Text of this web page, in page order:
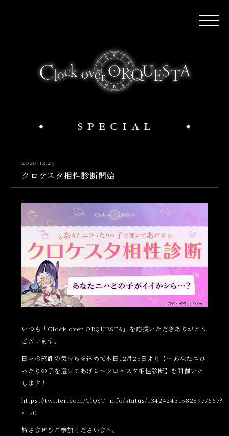
2020.12.25
クロケスタ相性診断開始
いつも『Clock over ORQUESTA』を応援いただきありがとう
ございます。
日々の感謝の気持ちを込めて本日12月25日より【～あなたニぴ
ったりの子を選ンであげる～クロケスタ相性診断】を開催いた
します！
https://twitter.com/ClQST_info/status/1342424315828977667?
s=20
皆さまぜひご参加くださいませ。